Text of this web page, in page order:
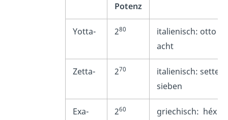
Potenz
Yotta- 280 italienisch: otto
acht
Zetta- 270 italienisch:sette
sieben
Exa- 260 griechisch: héx